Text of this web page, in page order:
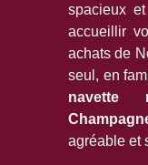
spacieux
accueillir
achats de
seul, en
navette
agréable et